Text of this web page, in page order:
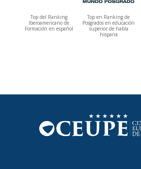
Top del Ranking
Iberoamericano de
Formación en español
Top en Ranking de
Posgrados en educación
superior de habla
hispana